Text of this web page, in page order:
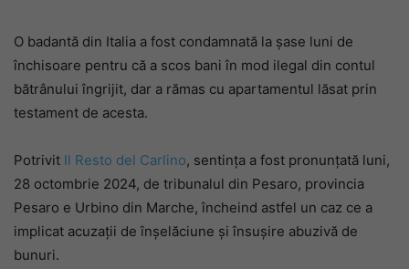
O badantă din Italia a fost condamnată la șase luni de
închisoare pentru că a scos bani în mod ilegal din contul
bătrânului îngrijit, dar a rămas cu apartamentul lăsat prin
testament de acesta.
Potrivit Il Resto del Carlino, sentința a fost pronunțată luni,
28 octombrie 2024, de tribunalul din Pesaro, provincia
Pesaro e Urbino din Marche, încheind astfel un caz ce a
implicat acuzații de înșelăciune și însușire abuzivă de
bunuri.